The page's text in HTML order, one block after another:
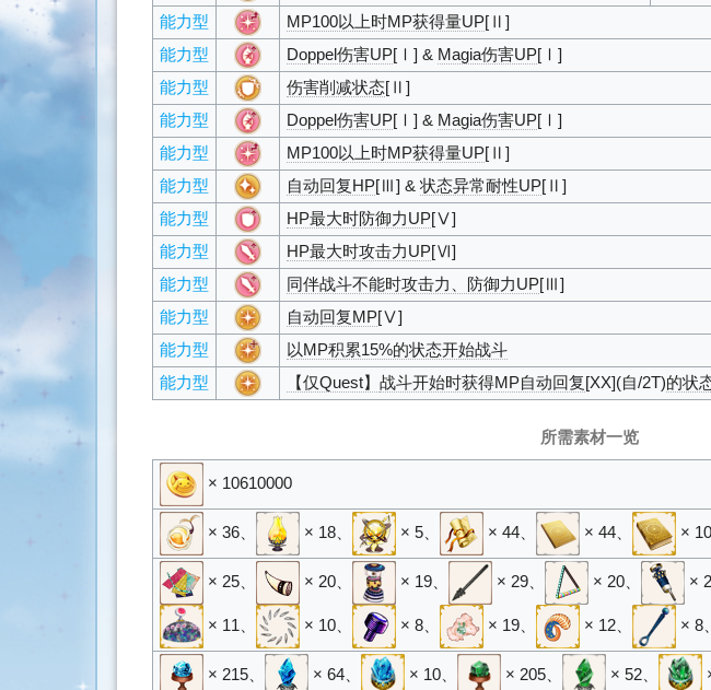
能力型 MP100以上时MP获得量UP[Ⅱ]
能力型
Doppel伤害UP[Ⅰ] & Magia伤害UP[Ⅰ]
能力型
伤害削减状态[Ⅱ]
能力型
Doppel伤害UP[Ⅰ] & Magia伤害UP[Ⅰ]
能力型
MP100以上时MP获得量UP[Ⅱ]
能力型
自动回复HP[Ⅲ] &状态异常耐性UP[Ⅱ]
能力型
HP最大时防御力UP[Ⅴ]
能力型
HP最大时攻击力UP[Ⅵ]
能力型
同伴战斗不能时攻击力、防御力UP[Ⅲ]
能力型
自动回复MP[Ⅴ]
能力型
以MP积累15%的状态开始战斗
能力型
【仅Quest】战斗开始时获得MP自动回复 [XX](自/2T)的状
所需素材一览
× 10610000
× 36 × 18 × 5 × 44 × 44 × 10
× 25 × 20 × 19 × 29 × 20 ×
× 11 × 10 × 8 × 19 × 12 × 8
× 215 × 64 × 10 × 205 × 52